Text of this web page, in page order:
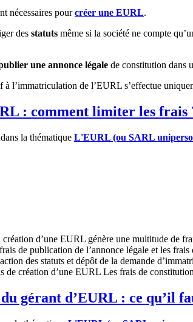
nécessaires pourcréer une EURL.
des statuts même si la société ne compte
une annonce légale de constitution dans
à l’immatriculation de l’EURL s’effectue
: comment limiter les frais
la thématique L'EURL (ou SARL
d’une EURL génère une multitude de
de publication de l’annonce légale et les
des statuts et dépôt de la demande
de création d’une EURL Les frais de
gérant d’EURL : ce qu’il